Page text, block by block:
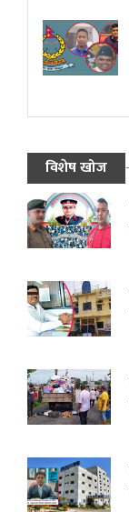
विशेष खोज